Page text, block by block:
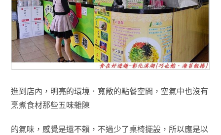
進到店內 ，明亮的環境．寬敞的點餐空間 ，空氣中也沒有
烹煮食材那些五味雜陳
的氣味，感覺是還不賴 ， 不過少了桌椅擺設 ，所以應是以